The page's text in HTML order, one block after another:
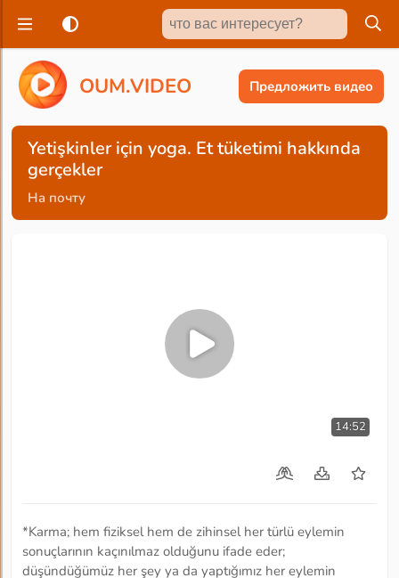
OUM.VIDEO Предложить видео
Yetişkinler için yoga. Et tüketimi hakkında
gerçekler
На почту
14:52
*Karma; hem fiziksel hem de zihinsel her türlü eylemin
sonuçlarının kaçınılmaz olduğunu ifade eder;
düşündüğümüz her şey ya da yaptığımız her eylemin